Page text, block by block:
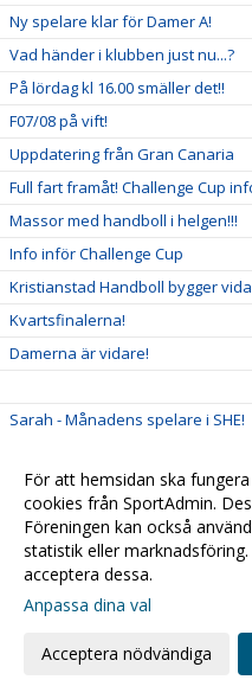
Ny spelare klar för Damer A!
Vad händer i klubben just nu...?
På lördag kl 16.00 smäller det!!
F07/08 på vift!
Uppdatering från Gran Canaria
Full fart framåt! Challenge Cup
Massor med handboll i helgen!!!
Info inför Challenge Cup
Kristianstad Handboll bygger
Kvartsfinalerna!
Damerna är vidare!
Sarah - Månadens spelare i SHE!
F03 mot Steg 4 i USM
USM & Sammandrag...
Kristianstad Handboll förstärker
Öppettider för kansliet
Kompisfika för integration!
Daxs för match!!
För att hemsidan ska
cookies från SportAdmin.
Föreningen kan också
statistik eller
acceptera dessa.
Anpassa dina val
Acceptera nödvändiga